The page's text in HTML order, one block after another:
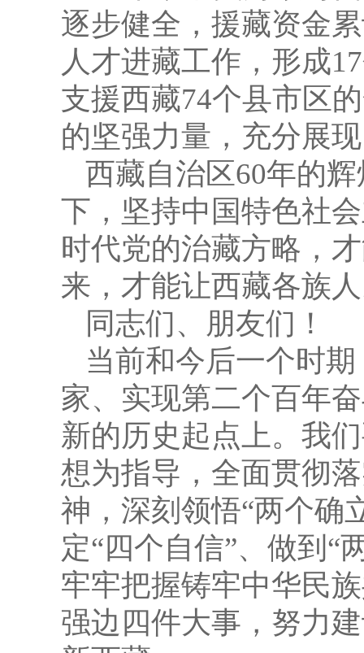
逐步健全，援藏资金
人才进藏工作，形成
支援西藏74个县市区
的坚强力量，充分展
西藏自治区60年的
下，坚持中国特色社
时代党的治藏方略，
来，才能让西藏各族
同志们、朋友们！
当前和今后一个时
家、实现第二个百年
新的历史起点上。我
想为指导，全面贯彻
神，深刻领悟“两个确
定“四个自信”、做到“
牢牢把握铸牢中华民
强边四件大事，努力